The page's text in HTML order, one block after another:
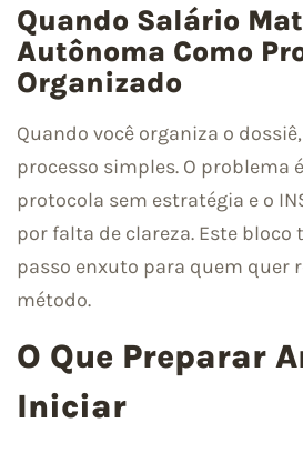
Quando Salário
Autônoma Como
Organizado
Quando você organiza o
processo simples. O problema
protocola sem estratégia e o
por falta de clareza. Este bloco
passo enxuto para quem quer
método.
O Que Preparar
Iniciar